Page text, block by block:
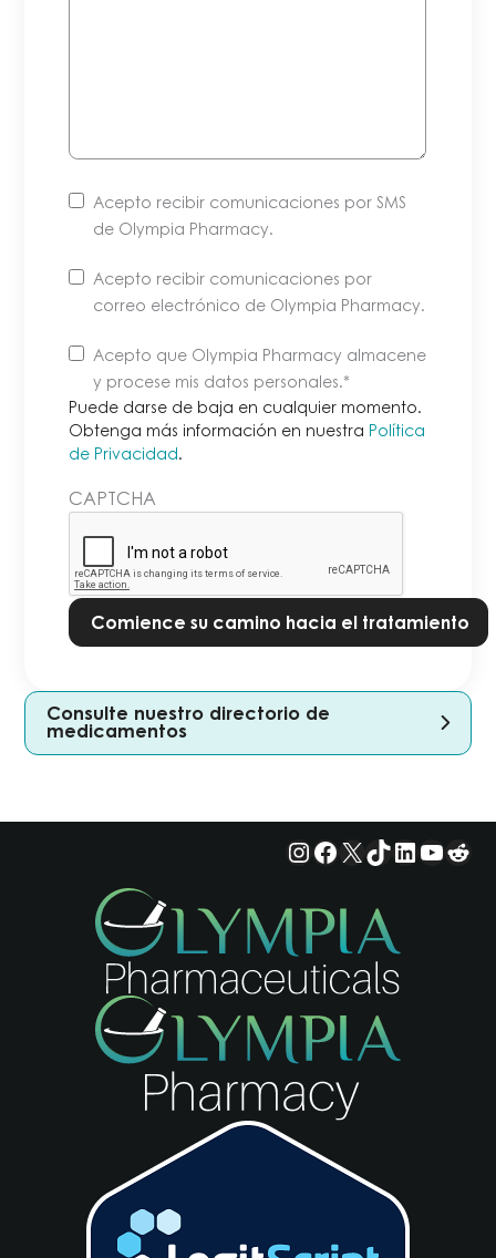
Acepto recibir comunicaciones por SMS
de Olympia Pharmacy.
Acepto recibir comunicaciones por
correo electrónico de Olympia Pharmacy.
Puede
darse
de
baja
en
momento.
Obtenga
más
información
en
nuestra
de
Privacidad.*
Acepto que Olympia Pharmacy almacene
y procese mis datos personales.*
Puede darse de baja en cualquier momento.
Obtenga más información en nuestra Política
de Privacidad.
CAPTCHA
Consulte nuestro directorio de
medicamentos
Instagram
Facebook
X TikTok
LinkedIn